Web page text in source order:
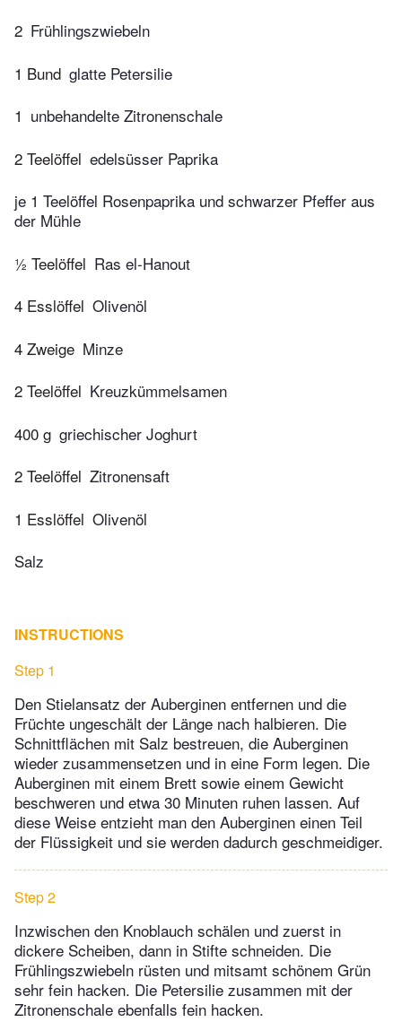
2 Frühlingszwiebeln
1 Bund glatte Petersilie
1 unbehandelte Zitronenschale
2 Teelöffel edelsüsser Paprika
je 1 Teelöffel Rosenpaprika und schwarzer Pfeffer aus
der Mühle
½ Teelöffel Ras el-Hanout
4 Esslöffel Olivenöl
4 Zweige Minze
2 Teelöffel Kreuzkümmelsamen
400 g griechischer Joghurt
2 Teelöffel Zitronensaft
1 Esslöffel Olivenöl
Salz
INSTRUCTIONS
Step 1
Den Stielansatz der Auberginen entfernen und die
Früchte ungeschält der Länge nach halbieren. Die
Schnittflächen mit Salz bestreuen, die Auberginen
wieder zusammensetzen und in eine Form legen. Die
Auberginen mit einem Brett sowie einem Gewicht
beschweren und etwa 30 Minuten ruhen lassen. Auf
diese Weise entzieht man den Auberginen einen Teil
der Flüssigkeit und sie werden dadurch geschmeidiger.
Step 2
Inzwischen den Knoblauch schälen und zuerst in
dickere Scheiben, dann in Stifte schneiden. Die
Frühlingszwiebeln rüsten und mitsamt schönem Grün
sehr fein hacken. Die Petersilie zusammen mit der
Zitronenschale ebenfalls fein hacken.